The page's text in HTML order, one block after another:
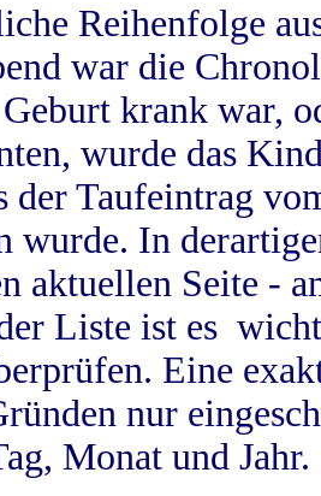
Reihenfolge
war die
krank war,
wurde das
der Taufeintrag
wurde. In
aktuellen Seite -
Liste ist es
Eine
nur
Monat und Jahr.